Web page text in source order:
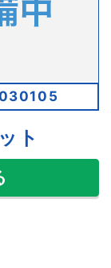
ト